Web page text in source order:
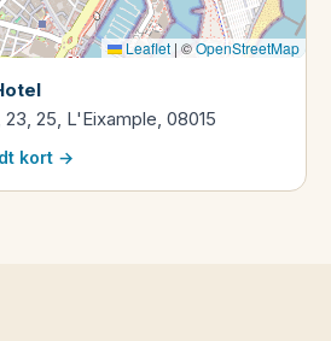
Leaflet | ©OpenStreetMap
25, L'Eixample, 08015
kort →